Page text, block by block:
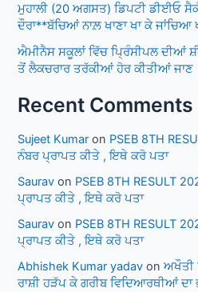
ਮੁਹਾਲੀ (20 ਅਗਸਤ) ਡਿਪਟੀ ਡੀਈਓ
ਦੌਰਾ**ਬੱਚਿਆਂ ਨਾਲ਼ ਖਾਣਾ ਖਾ ਕੇ ਜਾਂਚਿਆ
ਐਮੀਨੈਸ ਸਕੂਲਾਂ ਵਿੱਚ ਪ੍ਰਿੰਸੀਪਲ ਦੀਆਂ
ਤੋਂ ਲੈਕਚਰਾਰ ਤਰੱਕੀਆਂ ਹੋਰ ਕੀਤੀਆਂ ਜਾਣ
Recent Comments
Sujeet Kumar on PSEB 8TH
ਨੰਬਰ ਪ੍ਰਾਪਤ ਕੀਤੇ , ਇਥੇ ਕਰੋ ਪਤਾ
Saurav on PSEB 8TH RESULT
ਪ੍ਰਾਪਤ ਕੀਤੇ , ਇਥੇ ਕਰੋ ਪਤਾ
Saurav on PSEB 8TH RESULT
ਪ੍ਰਾਪਤ ਕੀਤੇ , ਇਥੇ ਕਰੋ ਪਤਾ
Abhishek Kumar yadav onਅਖੌਤੀ
ਰਾਸ਼ੀ ਹੜੱਪ ਕੇ ਗਰੀਬ ਵਿਦਿਆਰਥੀਆਂ ਦਾ